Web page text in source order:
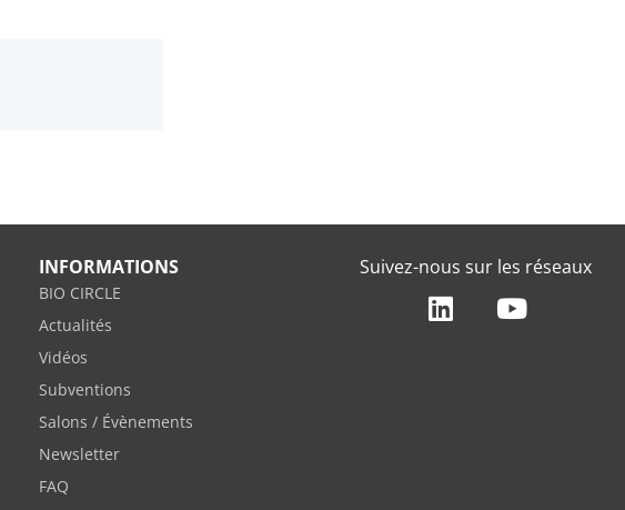
INFORMATIONS
BIO CIRCLE
Actualités
Vidéos
Subventions
Salons / Évènements
Newsletter
FAQ
Suivez-nous sur les réseaux